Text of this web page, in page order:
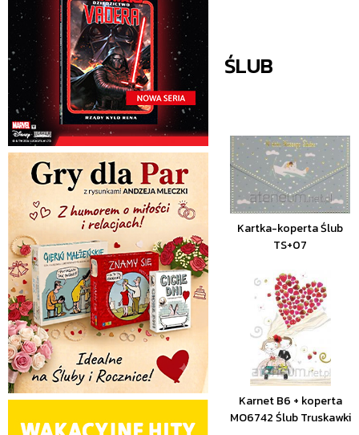
ŚLUB
Kartka-koperta Ślub
TS+07
Karnet B6 + koperta
MO6742 Ślub Truskawki